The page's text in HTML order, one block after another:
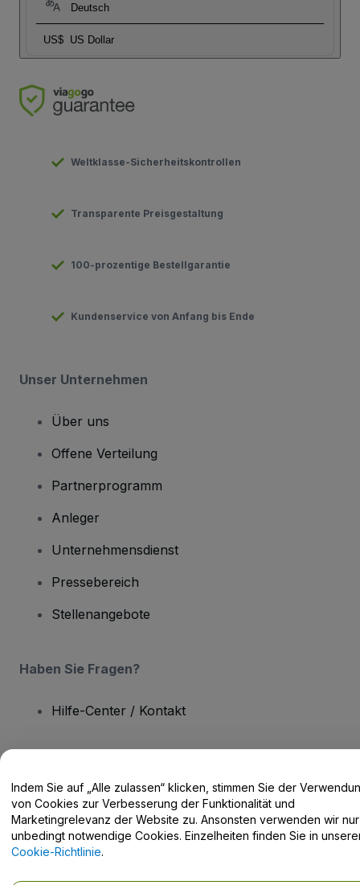
Deutsch
US$ US Dollar
Weltklasse-Sicherheitskontrollen
Transparente Preisgestaltung
100-prozentige Bestellgarantie
Kundenservice von Anfang bis Ende
Unser Unternehmen
Über uns
Offene Verteilung
Partnerprogramm
Anleger
Unternehmensdienst
Pressebereich
Stellenangebote
Haben Sie Fragen?
Hilfe-Center / Kontakt
Urheberrecht © viagogo GmbH 2026 Angaben zum Unternehmen
Durch die Nutzung dieser Website akzeptieren Sie dieAllgemeinen
Geschäftsbedingungen
und die Datenschutzerklärung
sowie die
Cookie-RichtlinieundDatenschutzrichtlinie für Mobilanwendungen
Keine Weitergabe meiner personenbezogenen Daten/Ihre
Indem Sie auf „Alle zulassen“ klicken, stimmen Sie der
von Cookies zur Verbesserung der Funktionalität und
Marketingrelevanz der Website zu. Ansonsten verwenden wir nur
unbedingt notwendige Cookies. Einzelheiten finden Sie in
Cookie-Richtlinie.